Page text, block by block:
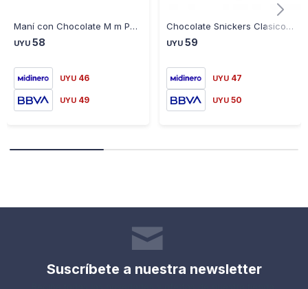
Maní con Chocolate M m Peanut 40GR
UYU 58
UYU 46
UYU 49
Chocolate Snickers Clasico Maní y Caramelo con Cobertura de Chocolate
UYU 59
UYU 47
UYU 50
Suscríbete a nuestra newsletter